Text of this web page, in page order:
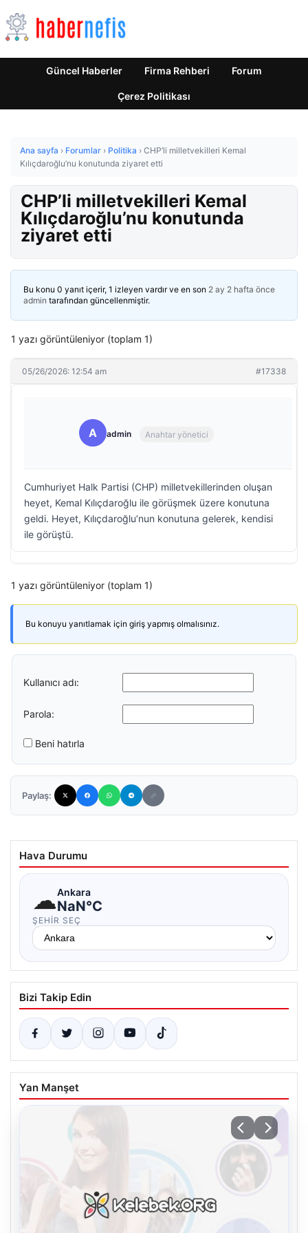
Güncel Haberler Firma Rehberi Forum
Çerez Politikası
Ana sayfa › Forumlar › Politika › CHP’li milletvekilleri Kemal
Kılıçdaroğlu’nu konutunda ziyaret etti
CHP’li milletvekilleri Kemal
Kılıçdaroğlu’nu konutunda
ziyaret etti
Bu konu 0 yanıt içerir, 1 izleyen vardır ve en son 2 ay 2 hafta önce
admin tarafından güncellenmiştir.
1 yazı görüntüleniyor (toplam 1)
05/26/2026: 12:54 am #17338
A admin Anahtar yönetici
Cumhuriyet Halk Partisi (CHP) milletvekillerinden oluşan
heyet, Kemal Kılıçdaroğlu ile görüşmek üzere konutuna
geldi. Heyet, Kılıçdaroğlu’nun konutuna gelerek, kendisi
ile görüştü.
1 yazı görüntüleniyor (toplam 1)
Bu konuyu yanıtlamak için giriş yapmış olmalısınız.
Kullanıcı adı:
Parola:
Beni hatırla
Paylaş:
Hava Durumu
☁Ankara
NaN°C
ŞEHIR SEÇ
Bizi Takip Edin
Yan Manşet